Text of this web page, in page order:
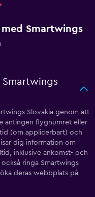
Smartwings
Slovakia genom att
antingen flygnumret eller
(om applicerbart) och
dig information om
inklusive ankomst- och
ringa Smartwings
deras webbplats på